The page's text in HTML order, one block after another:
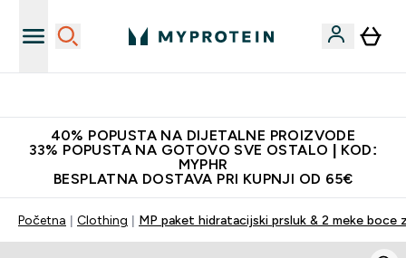
40% POPUSTA NA DIJETALNE PROIZVODE
33% POPUSTA NA GOTOVO SVE OSTALO | KOD:
MYPHR
BESPLATNA DOSTAVA PRI KUPNJI OD 65€
Početna Clothing MP paket hidratacijski prsluk & 2 meke boce